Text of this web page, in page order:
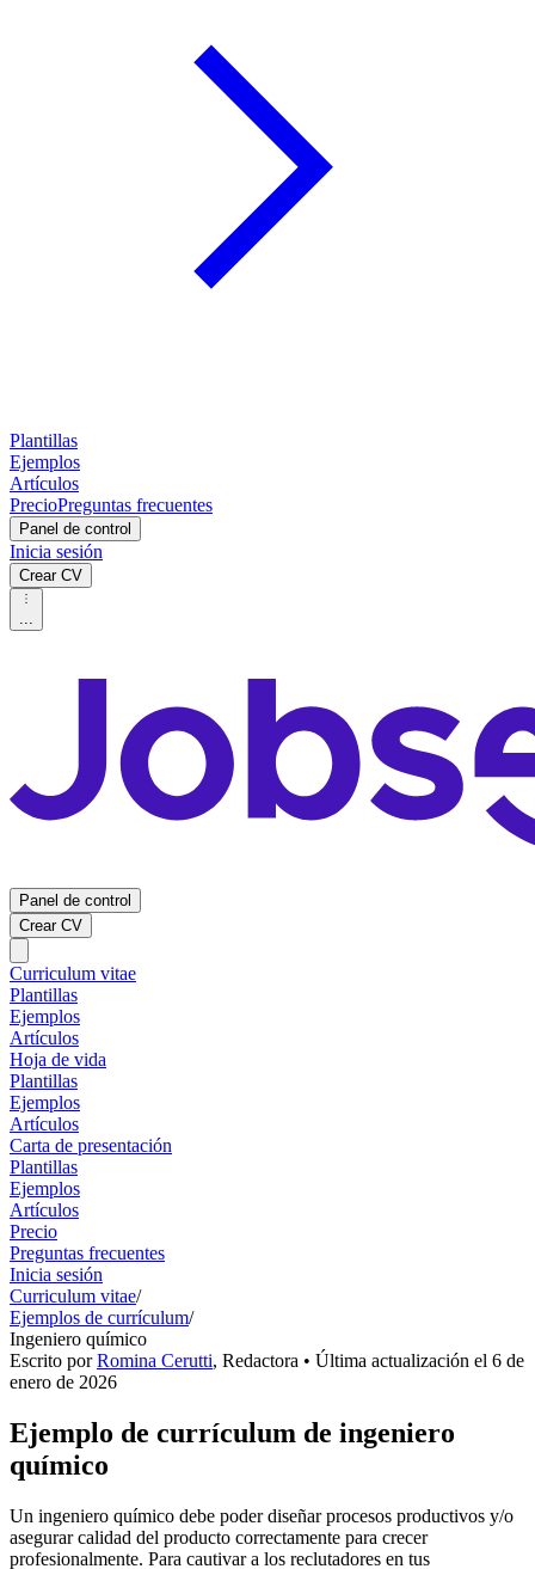
Plantillas
Ejemplos
Artículos
PrecioPreguntas frecuentes
Panel de control
Inicia sesión
Crear CV
...
Panel de control
Crear CV
Curriculum vitae
Plantillas
Ejemplos
Artículos
Hoja de vida
Plantillas
Ejemplos
Artículos
Carta de presentación
Plantillas
Ejemplos
Artículos
Precio
Preguntas frecuentes
Inicia sesión
Curriculum vitae/
Ejemplos de currículum/
Ingeniero químico
Escrito porRomina Cerutti, Redactora • Última actualización el 6 de
enero de 2026
Ejemplo de currículum de ingeniero
químico
Un ingeniero químico debe poder diseñar procesos productivos y/o
asegurar calidad del producto correctamente para crecer
profesionalmente. Para cautivar a los reclutadores en tus